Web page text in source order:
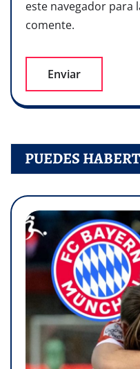
este navegador para
comente.
PUEDES